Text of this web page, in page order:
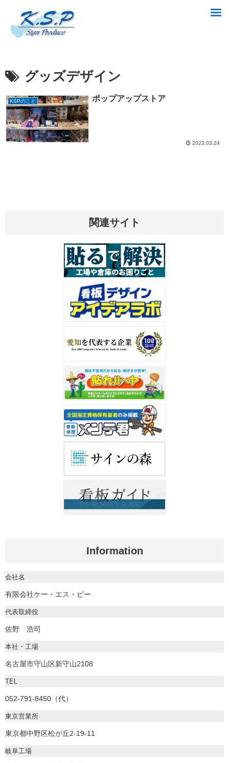
グッズデザイン
KSPのこと ポップアップストア
2023.03.24
関連サイト
Information
会社名
有限会社ケー・エス・ピー
代表取締役
佐野 浩司
本社・工場
名古屋市守山区新守山2108
TEL
052-791-8450（代）
東京営業所
東京都中野区松が丘2-19-11
岐阜工場